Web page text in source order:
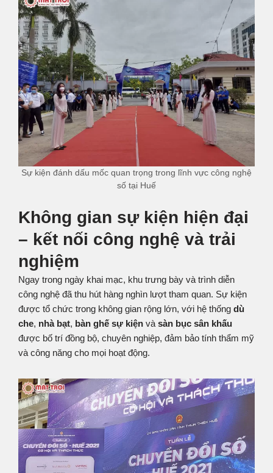
Sự kiện đánh dấu mốc quan trọng trong lĩnh vực công nghệ
số tại Huế
Không gian sự kiện hiện đại
– kết nối công nghệ và trải
nghiệm
Ngay trong ngày khai mạc, khu trưng bày và trình diễn
công nghệ đã thu hút hàng nghìn lượt tham quan. Sự kiện
được tổ chức trong không gian rộng lớn, với hệ thống dù
che, nhà bạt, bàn ghế sự kiện và sàn bục sân khấu
được bố trí đồng bộ, chuyên nghiệp, đảm bảo tính thẩm mỹ
và công năng cho mọi hoạt động.